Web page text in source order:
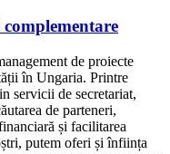
de proiecte
în Ungaria. Printre
servicii de secretariat,
de parteneri,
și facilitarea
putem oferi și înființa